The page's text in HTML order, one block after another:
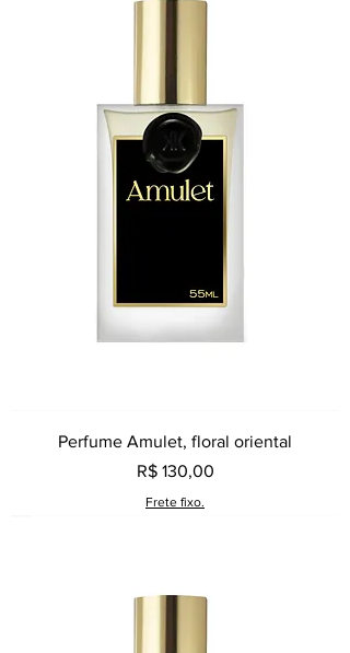
Perfume Amulet, floral oriental
Preço
R$ 130,00
Frete fixo.